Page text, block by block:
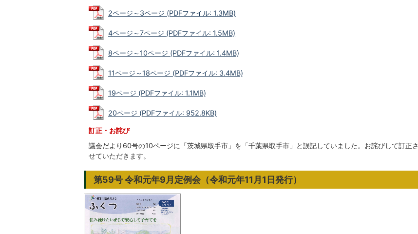
2ページ～3ページ (PDFファイル: 1.3MB)
4ページ～7ページ (PDFファイル: 1.5MB)
8ページ～10ページ (PDFファイル: 1.4MB)
11ページ～18ページ (PDFファイル: 3.4MB)
19ページ (PDFファイル: 1.1MB)
20ページ (PDFファイル: 952.8KB)
訂正・お詫び
議会だより60号の10ページに「茨城県取手市」を「千葉県取手市」と誤記していました。お詫びして訂正さ
せていただきます。
第59号 令和元年9月定例会（令和元年11月1日発行）